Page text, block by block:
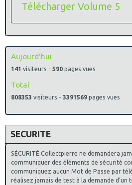
Télécharger Volume 5
Aujourd'hui
141 visiteurs - 590 pages vues
Total
808353 visiteurs - 3391569 pages vues
SECURITE
SÉCURITÉ Collectpierre ne demandera
communiquer des éléments de sécurité
communiquez aucun Mot de Passe par
réalisez jamais de test à la demande d’un